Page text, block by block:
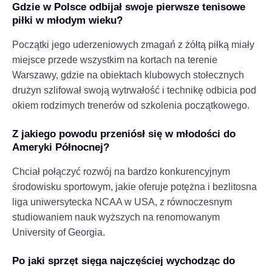
Gdzie w Polsce odbijał swoje pierwsze tenisowe
piłki w młodym wieku?
Początki jego uderzeniowych zmagań z żółtą piłką miały
miejsce przede wszystkim na kortach na terenie
Warszawy, gdzie na obiektach klubowych stołecznych
drużyn szlifował swoją wytrwałość i technikę odbicia pod
okiem rodzimych trenerów od szkolenia początkowego.
Z jakiego powodu przeniósł się w młodości do
Ameryki Północnej?
Chciał połączyć rozwój na bardzo konkurencyjnym
środowisku sportowym, jakie oferuje potężna i bezlitosna
liga uniwersytecka NCAA w USA, z równoczesnym
studiowaniem nauk wyższych na renomowanym
University of Georgia.
Po jaki sprzęt sięga najczęściej wychodząc do